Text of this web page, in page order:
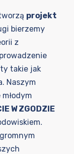
projekt
bierzemy
z
takie jak
Naszym
W ZGODZIE